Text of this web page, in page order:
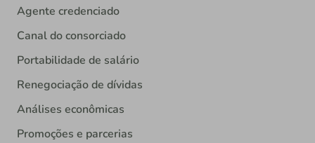
Agente credenciado
Canal do consorciado
Portabilidade de salário
Renegociação de dívidas
Análises econômicas
Promoções e parcerias